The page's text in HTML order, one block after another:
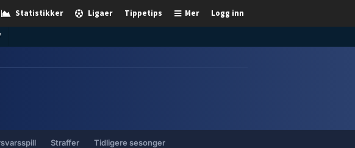
Logg inn
Mer
Tippetips
Ligaer
Statistikker
Straffer Tidligere sesonger